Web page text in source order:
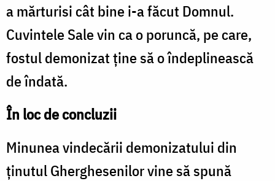
a mărturisi cât bine i-a făcut Domnul.
Cuvintele Sale vin ca o poruncă, pe care,
fostul demonizat ține să o îndeplinească
de îndată.
În loc de concluzii
Minunea vindecării demonizatului din
ținutul Gherghesenilor vine să spună